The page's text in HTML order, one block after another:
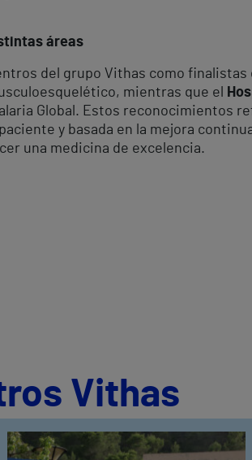
áreas
del grupo Vithas como
mientras que el
Global. Estos reconocimientos
y basada en la mejora
una medicina de excelencia.
Vithas